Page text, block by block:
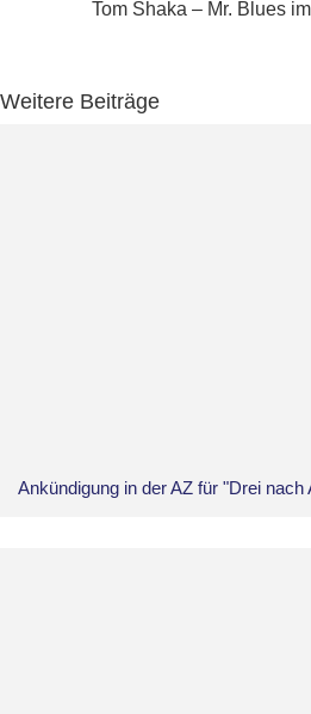
Tom Shaka – Mr. Blues
Weitere Beiträge
Ankündigung in der AZ für "Drei nach